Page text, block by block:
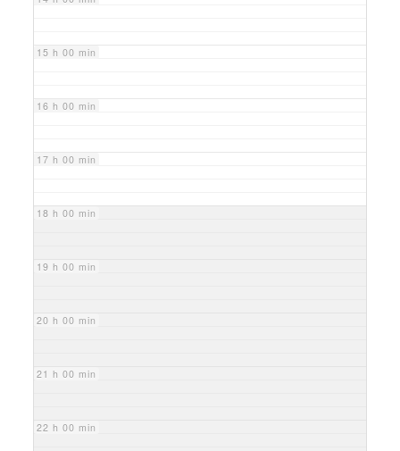
15 h 00 min
16 h 00 min
17 h 00 min
18 h 00 min
19 h 00 min
20 h 00 min
21 h 00 min
22 h 00 min